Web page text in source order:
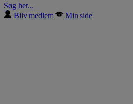
Søg her...
Bliv medlem
Min side